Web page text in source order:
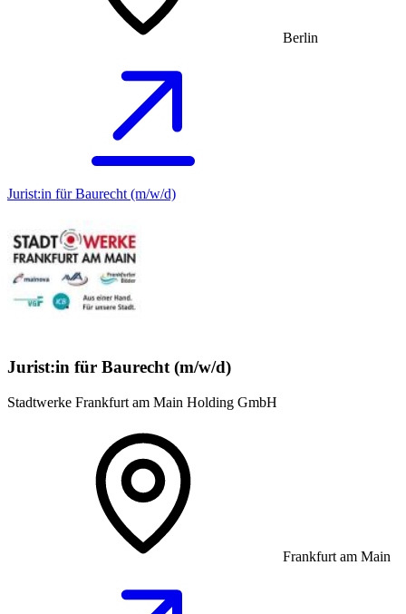
Berlin
Jurist:in für Baurecht (m/w/d)
Jurist:in für Baurecht (m/w/d)
Stadtwerke Frankfurt am Main Holding GmbH
Frankfurt am Main